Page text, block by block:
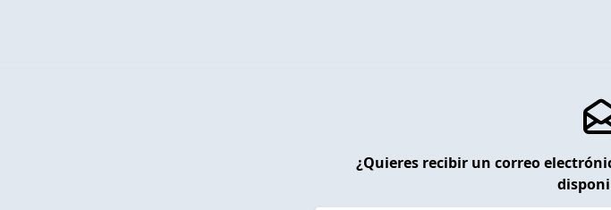
¿Quieres recibir un correo